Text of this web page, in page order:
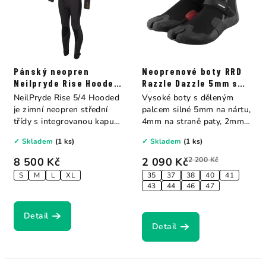
Pánský neopren
Neilpryde Rise Hooded
F/Z 5/4
8 500 Kč
S M L XL
✓ Skladem (1 ks)
Detail
NeilPryde Rise 5/4 Hooded
je zimní neopren střední
třídy s integrovanou kapucí,
Neoprenové boty RRD
Razzle Dazzle 5mm s
děleným palcem
2 090 Kč2 200 Kč
35
37 38 40
41
43
44 46 47
✓ Skladem (1 ks)
Detail
Vysoké boty s děleným
palcem silné 5mm na nártu,
4mm na straně paty, 2mm